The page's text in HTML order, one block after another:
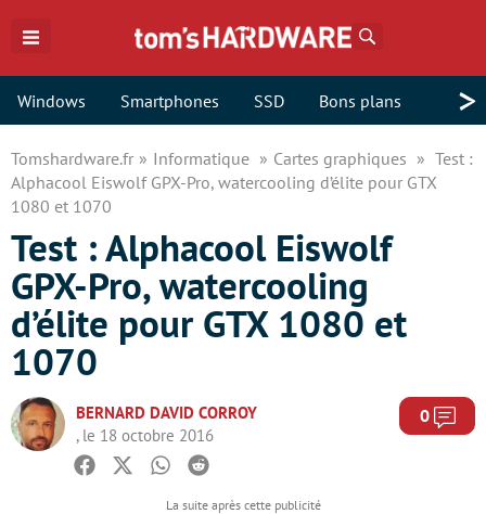
Windows Smartphones SSD Bons plans >
Tomshardware.fr Informatique Cartes graphiques
Test :
Alphacool Eiswolf GPX-Pro, watercooling d’élite pour GTX
1080 et 1070
Test : Alphacool Eiswolf
GPX-Pro, watercooling
d’élite pour GTX 1080 et
1070
BERNARD DAVID CORROY
, le 18 octobre 2016
0
Facebook
TwitterWhatsapp
Reddit